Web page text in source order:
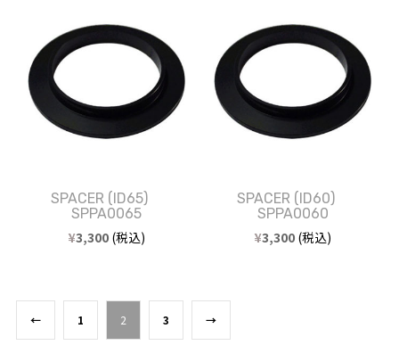
SPACER (ID65)
SPPA0065
¥3,300 (税込)
SPACER (ID60)
SPPA0060
¥3,300 (税込)
← 1 2 3 →